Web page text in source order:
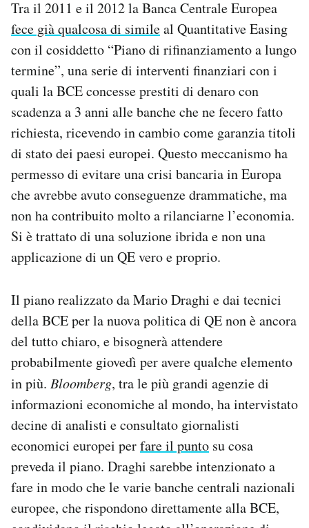
Tra il 2011 e il 2012 la Banca Centrale Europea
fece già qualcosa di simileal Quantitative Easing
con il cosiddetto “Piano di rifinanziamento a lungo
termine”, una serie di interventi finanziari con i
quali la BCE concesse prestiti di denaro con
scadenza a 3 anni alle banche che ne fecero fatto
richiesta, ricevendo in cambio come garanzia titoli
di stato dei paesi europei. Questo meccanismo ha
permesso di evitare una crisi bancaria in Europa
che avrebbe avuto conseguenze drammatiche, ma
non ha contribuito molto a rilanciarne l’economia.
Si è trattato di una soluzione ibrida e non una
applicazione di un QE vero e proprio.
Il piano realizzato da Mario Draghi e dai tecnici
della BCE per la nuova politica di QE non è ancora
del tutto chiaro, e bisognerà attendere
probabilmente giovedì per avere qualche elemento
in più. Bloomberg, tra le più grandi agenzie di
informazioni economiche al mondo, ha intervistato
decine di analisti e consultato giornalisti
economici europei perfare il punto su cosa
preveda il piano. Draghi sarebbe intenzionato a
fare in modo che le varie banche centrali nazionali
europee, che rispondono direttamente alla BCE,